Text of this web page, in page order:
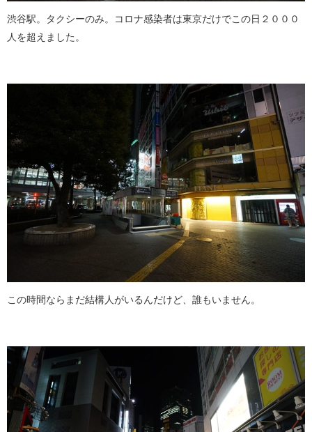
渋谷駅。タクシーのみ。コロナ感染者は東京だけでこの日２０００
人を超えました。
この時間ならまだ結構人がいるんだけど、誰もいません。